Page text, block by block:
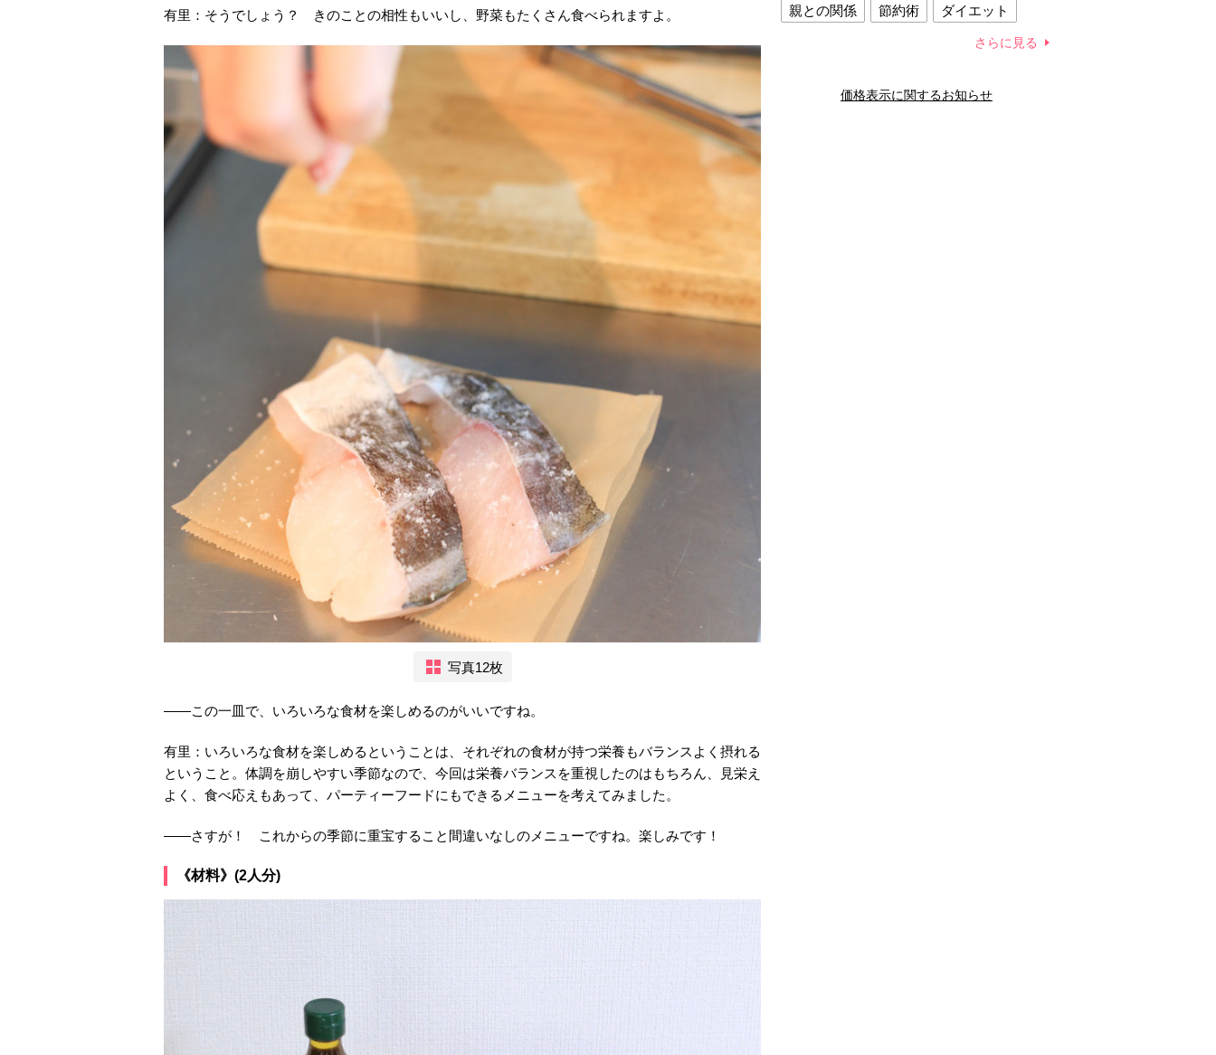
有里：そうでしょう？ きのことの相性もいいし、野菜もたくさん食べられますよ。
写真12枚
――この一皿で、いろいろな食材を楽しめるのがいいですね。
有里：いろいろな食材を楽しめるということは、それぞれの食材が持つ栄養もバランスよく摂れる
ということ。体調を崩しやすい季節なので、今回は栄養バランスを重視したのはもちろん、見栄え
よく、食べ応えもあって、パーティーフードにもできるメニューを考えてみました。
――さすが！ これからの季節に重宝すること間違いなしのメニューですね。楽しみです！
《材料》(2人分)
親との関係
節約術
ダイエット
夫との関係
新津春子 どか食い
さらに見る
価格表示に関するお知らせ